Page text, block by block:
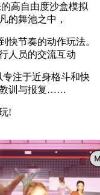
高自由度沙盒模拟
的舞池之中，
节奏的动作玩法。
人员的交流互动
注于近身格斗和快
教训与报复……
!